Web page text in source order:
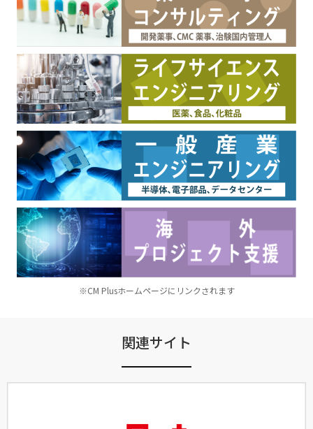
※CM Plusホームページにリンクされます
関連サイト